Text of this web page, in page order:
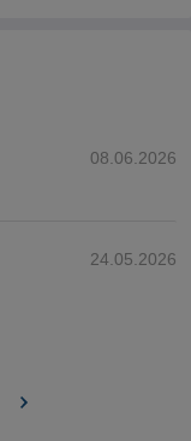
08.06.2026
24.05.2026